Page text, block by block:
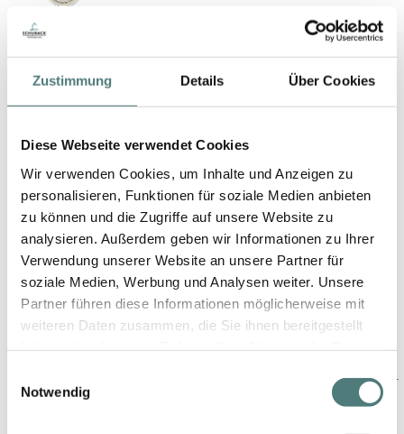
Zustimmung Details Über Cookies
Diese Webseite verwendet Cookies
Wir verwenden Cookies, um Inhalte und Anzeigen zu
personalisieren, Funktionen für soziale Medien anbieten
zu können und die Zugriffe auf unsere Website zu
analysieren. Außerdem geben wir Informationen zu Ihrer
Verwendung unserer Website an unsere Partner für
soziale Medien, Werbung und Analysen weiter. Unsere
Partner führen diese Informationen möglicherweise mit
weiteren Daten zusammen, die Sie ihnen bereitgestellt
Notwendig
YBPN-Partner
Schön folgen